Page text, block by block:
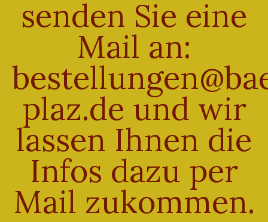
halbgebackenes
Baguette
Enthält 7% Mehrwertsteuer
Versand
Lieferzeit: sofort lieferbar
senden Sie eine
Mail an:
plaz.de und wir
lassen Ihnen die
Infos dazu per
Mail zukommen.